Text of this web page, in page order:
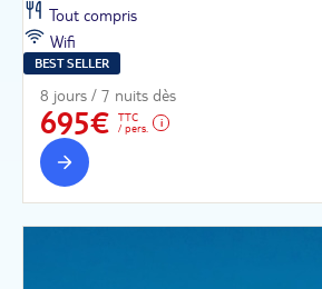
Tout compris
Wifi
BEST SELLER
8 jours / 7 nuits dès
695€
TTC
/ pers.